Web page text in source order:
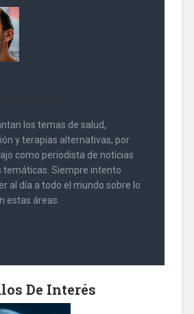
los temas de salud,
y terapias alternativas, por
como periodista de noticias
temáticas. Siempre intento
al día a todo el mundo sobre lo
estas áreas.
De Interés